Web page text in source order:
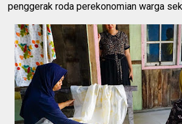
penggerak roda perekonomian warga